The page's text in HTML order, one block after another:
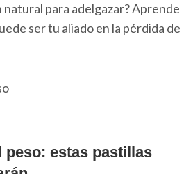
natural para adelgazar? Aprende
ser tu aliado en la pérdida de
estas pastillas